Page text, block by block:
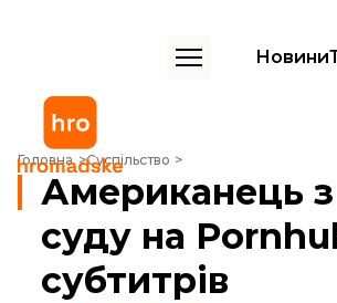
Новини
Головна Суспільство
Американець з порушеннями слуху подав до
Американець
суду на
субтитрів